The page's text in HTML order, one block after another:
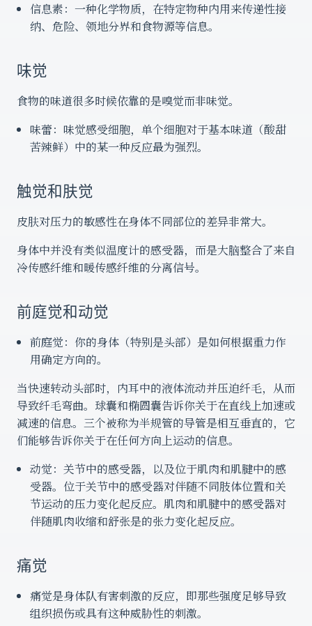
信息素：一种化学物质，在特定物种内用来传递性接
纳、危险、领地分界和食物源等信息。
味觉
食物的味道很多时候依靠的是嗅觉而非味觉。
味蕾：味觉感受细胞，单个细胞对于基本味道（酸甜
苦辣鲜）中的某一种反应最为强烈。
触觉和肤觉
皮肤对压力的敏感性在身体不同部位的差异非常大。
身体中并没有类似温度计的感受器，而是大脑整合了来自
冷传感纤维和暖传感纤维的分离信号。
前庭觉和动觉
前庭觉：你的身体（特别是头部）是如何根据重力作
用确定方向的。
当快速转动头部时，内耳中的液体流动并压迫纤毛，从而
导致纤毛弯曲。球囊和椭圆囊告诉你关于在直线上加速或
减速的信息。三个被称为半规管的导管是相互垂直的，它
们能够告诉你关于在任何方向上运动的信息。
动觉：关节中的感受器，以及位于肌肉和肌腱中的感
受器。位于关节中的感受器对伴随不同肢体位置和关
节运动的压力变化起反应。肌肉和肌腱中的感受器对
伴随肌肉收缩和舒张是的张力变化起反应。
痛觉
痛觉是身体队有害刺激的反应，即那些强度足够导致
组织损伤或具有这种威胁性的刺激。